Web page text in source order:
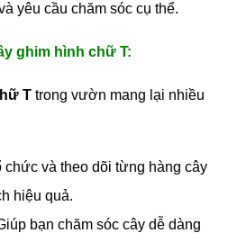
yêu cầu chăm sóc cụ thể.
ghim hình chữ T:
T trong vườn mang lại nhiều
chức và theo dõi từng hàng cây
hiệu quả.
bạn chăm sóc cây dễ dàng